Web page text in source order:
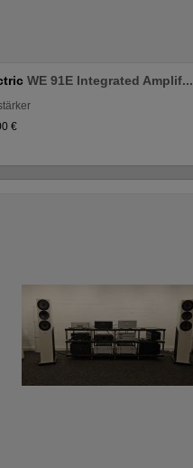
WE 91E Integrated Amplif...
€